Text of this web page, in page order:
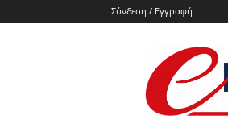
Σύνδεση / Εγγραφή